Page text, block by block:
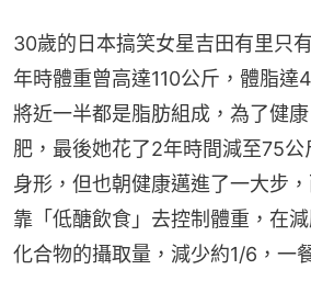
30歲的日本搞笑女星吉田有里只
年時體重曾高達110公斤，體脂達
將近一半都是脂肪組成，為了健
肥，最後她花了2年時間減至75公
身形，但也朝健康邁進了一大步
靠「低醣飲食」去控制體重，在
化合物的攝取量，減少約1/6，一